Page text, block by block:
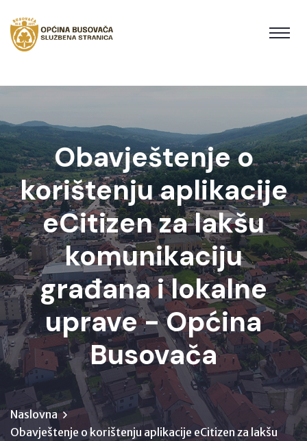
Obavještenje o
korištenju aplikacije
eCitizen za lakšu
komunikaciju
građana i lokalne
uprave - Općina
Busovača
Naslovna
Obavještenje o korištenju aplikacije eCitizen za lakšu